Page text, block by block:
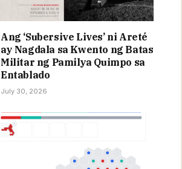
Ang ‘Subersive Lives’ ni Areté
ay Nagdala sa Kwento ng Batas
Militar ng Pamilya Quimpo sa
Entablado
July 30, 2026